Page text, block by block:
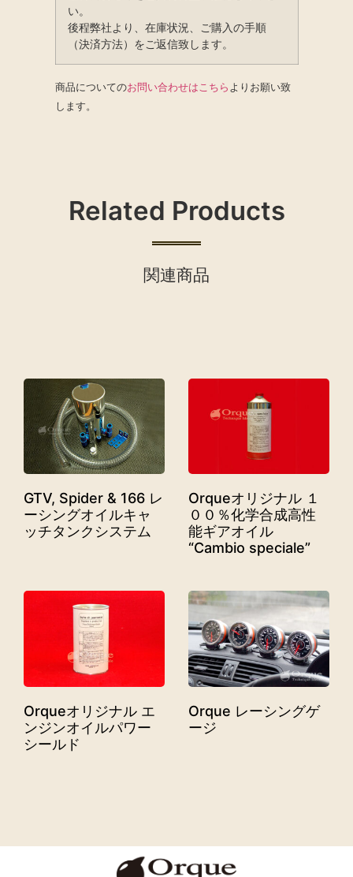
い。
後程弊社より、在庫状況、ご購入の手順
（決済方法）をご返信致します。
商品についてのお問い合わせはこちらよりお願い致
します。
Related Products
関連商品
GTV, Spider & 166 レ
ーシングオイルキャ
ッチタンクシステム
Orqueオリジナル １
００％化学合成高性
能ギアオイル
“Cambio speciale”
Orqueオリジナル エ
ンジンオイルパワー
シールド
Orque レーシングゲ
ージ